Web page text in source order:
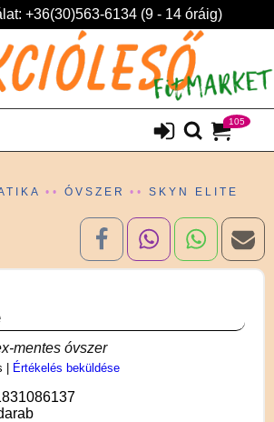
+36(30)563-6134 (9 - 14 óráig)
105
ÓVSZER SKYN ELITE
mentes óvszer
Értékelés beküldése